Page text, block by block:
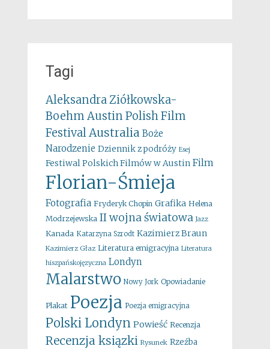
Tagi
Aleksandra Ziółkowska-
Boehm Austin Polish Film
FestivalAustralia Boże
Narodzenie Dziennik z podróży Esej
Festiwal Polskich Filmów w Austin Film
Florian-Śmieja
Fotografia Fryderyk Chopin Grafika Helena
Modrzejewska II wojna światowa Jazz
Kanada Katarzyna Szrodt Kazimierz Braun
Kazimierz Głaz Literatura emigracyjna Literatura
hiszpańskojęzyczna Londyn
Malarstwo Nowy Jork Opowiadanie
Plakat Poezja Poezja emigracyjna
Polski Londyn Powieść Recenzja
Recenzja ksiązki Rysunek Rzeźba